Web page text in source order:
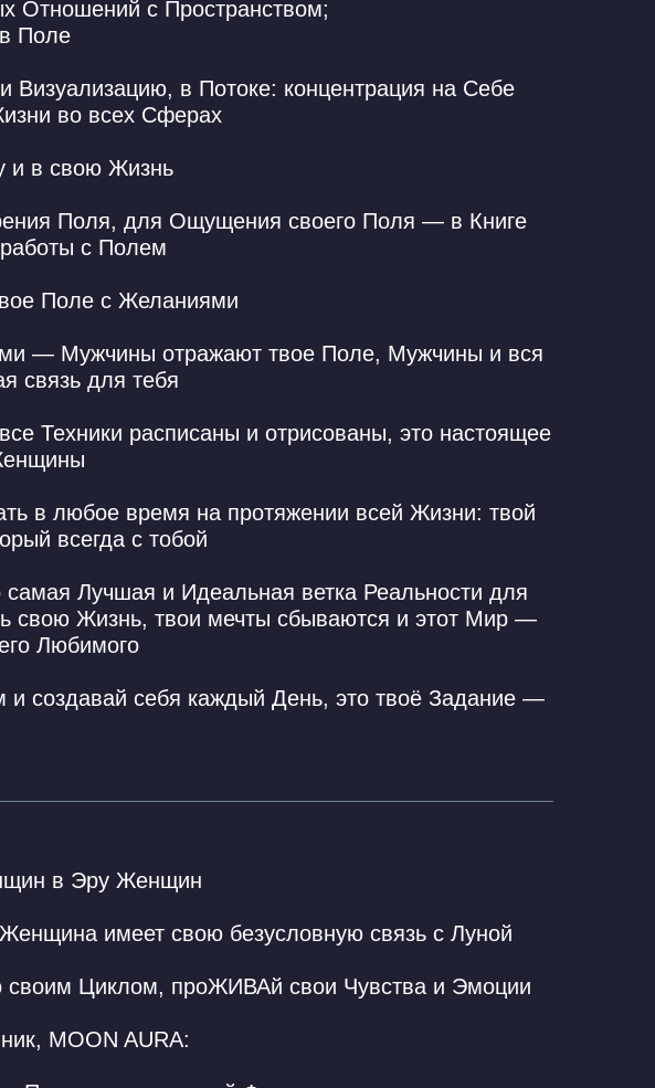
Отношений с Пространством;
Поле
в Потоке: концентрация на Себе
во всех Сферах
и в свою Жизнь
Поля, для Ощущения своего Поля — в Книге
с Полем
Поле с Желаниями
— Мужчины отражают твое Поле, Мужчины и вся
связь для тебя
Техники расписаны и отрисованы, это настоящее
в любое время на протяжении всей Жизни: твой
всегда с тобой
Лучшая и Идеальная ветка Реальности для
свою Жизнь, твои мечты сбываются и этот Мир —
Любимого
и создавай себя каждый День, это твоё Задание —
в Эру Женщин
имеет свою безусловную связь с Луной
Циклом, проЖИВАй свои Чувства и Эмоции
MOON AURA: